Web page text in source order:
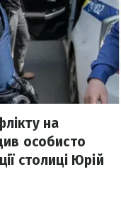
на
особисто
столиці Юрій